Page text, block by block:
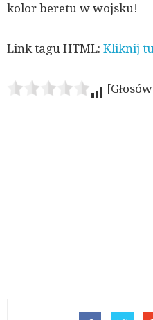
kolor beretu w wojsku!
Link tagu HTML: Kliknij